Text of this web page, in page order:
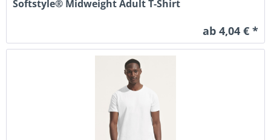
Softstyle® Midweight Adult T-Shirt
ab 4,04 € *